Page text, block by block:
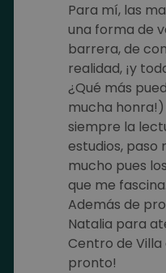
Para mí, las
una forma de
barrera, de
realidad, ¡y
¿Qué más
mucha honra!)
siempre la
estudios,
mucho pues
que me fascina.
Además de
Natalia para
Centro de Villa
pronto!